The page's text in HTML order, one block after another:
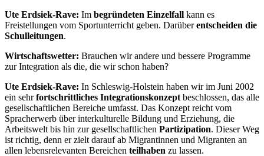
Ute Erdsiek-Rave: Im begründeten Einzelfall kann es
Freistellungen vom Sportunterricht geben. Darüberentscheiden die
Schulleitungen.
Wirtschaftswetter: Brauchen wir andere und bessere Programme
zur Integration als die, die wir schon haben?
Ute Erdsiek-Rave: In Schleswig-Holstein haben wir im Juni 2002
ein sehrfortschrittliches Integrationskonzept beschlossen, das alle
gesellschaftlichen Bereiche umfasst. Das Konzept reicht vom
Spracherwerb über interkulturelle Bildung und Erziehung, die
Arbeitswelt bis hin zur gesellschaftlichen Partizipation. Dieser Weg
ist richtig, denn er zielt darauf ab Migrantinnen und Migranten an
allen lebensrelevanten Bereichen teilhaben zu lassen.